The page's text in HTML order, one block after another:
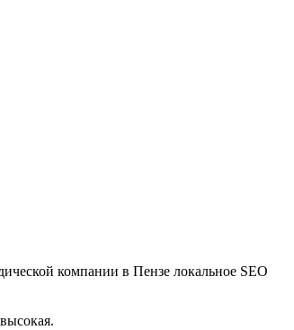
компании в Пензе локальное SEO